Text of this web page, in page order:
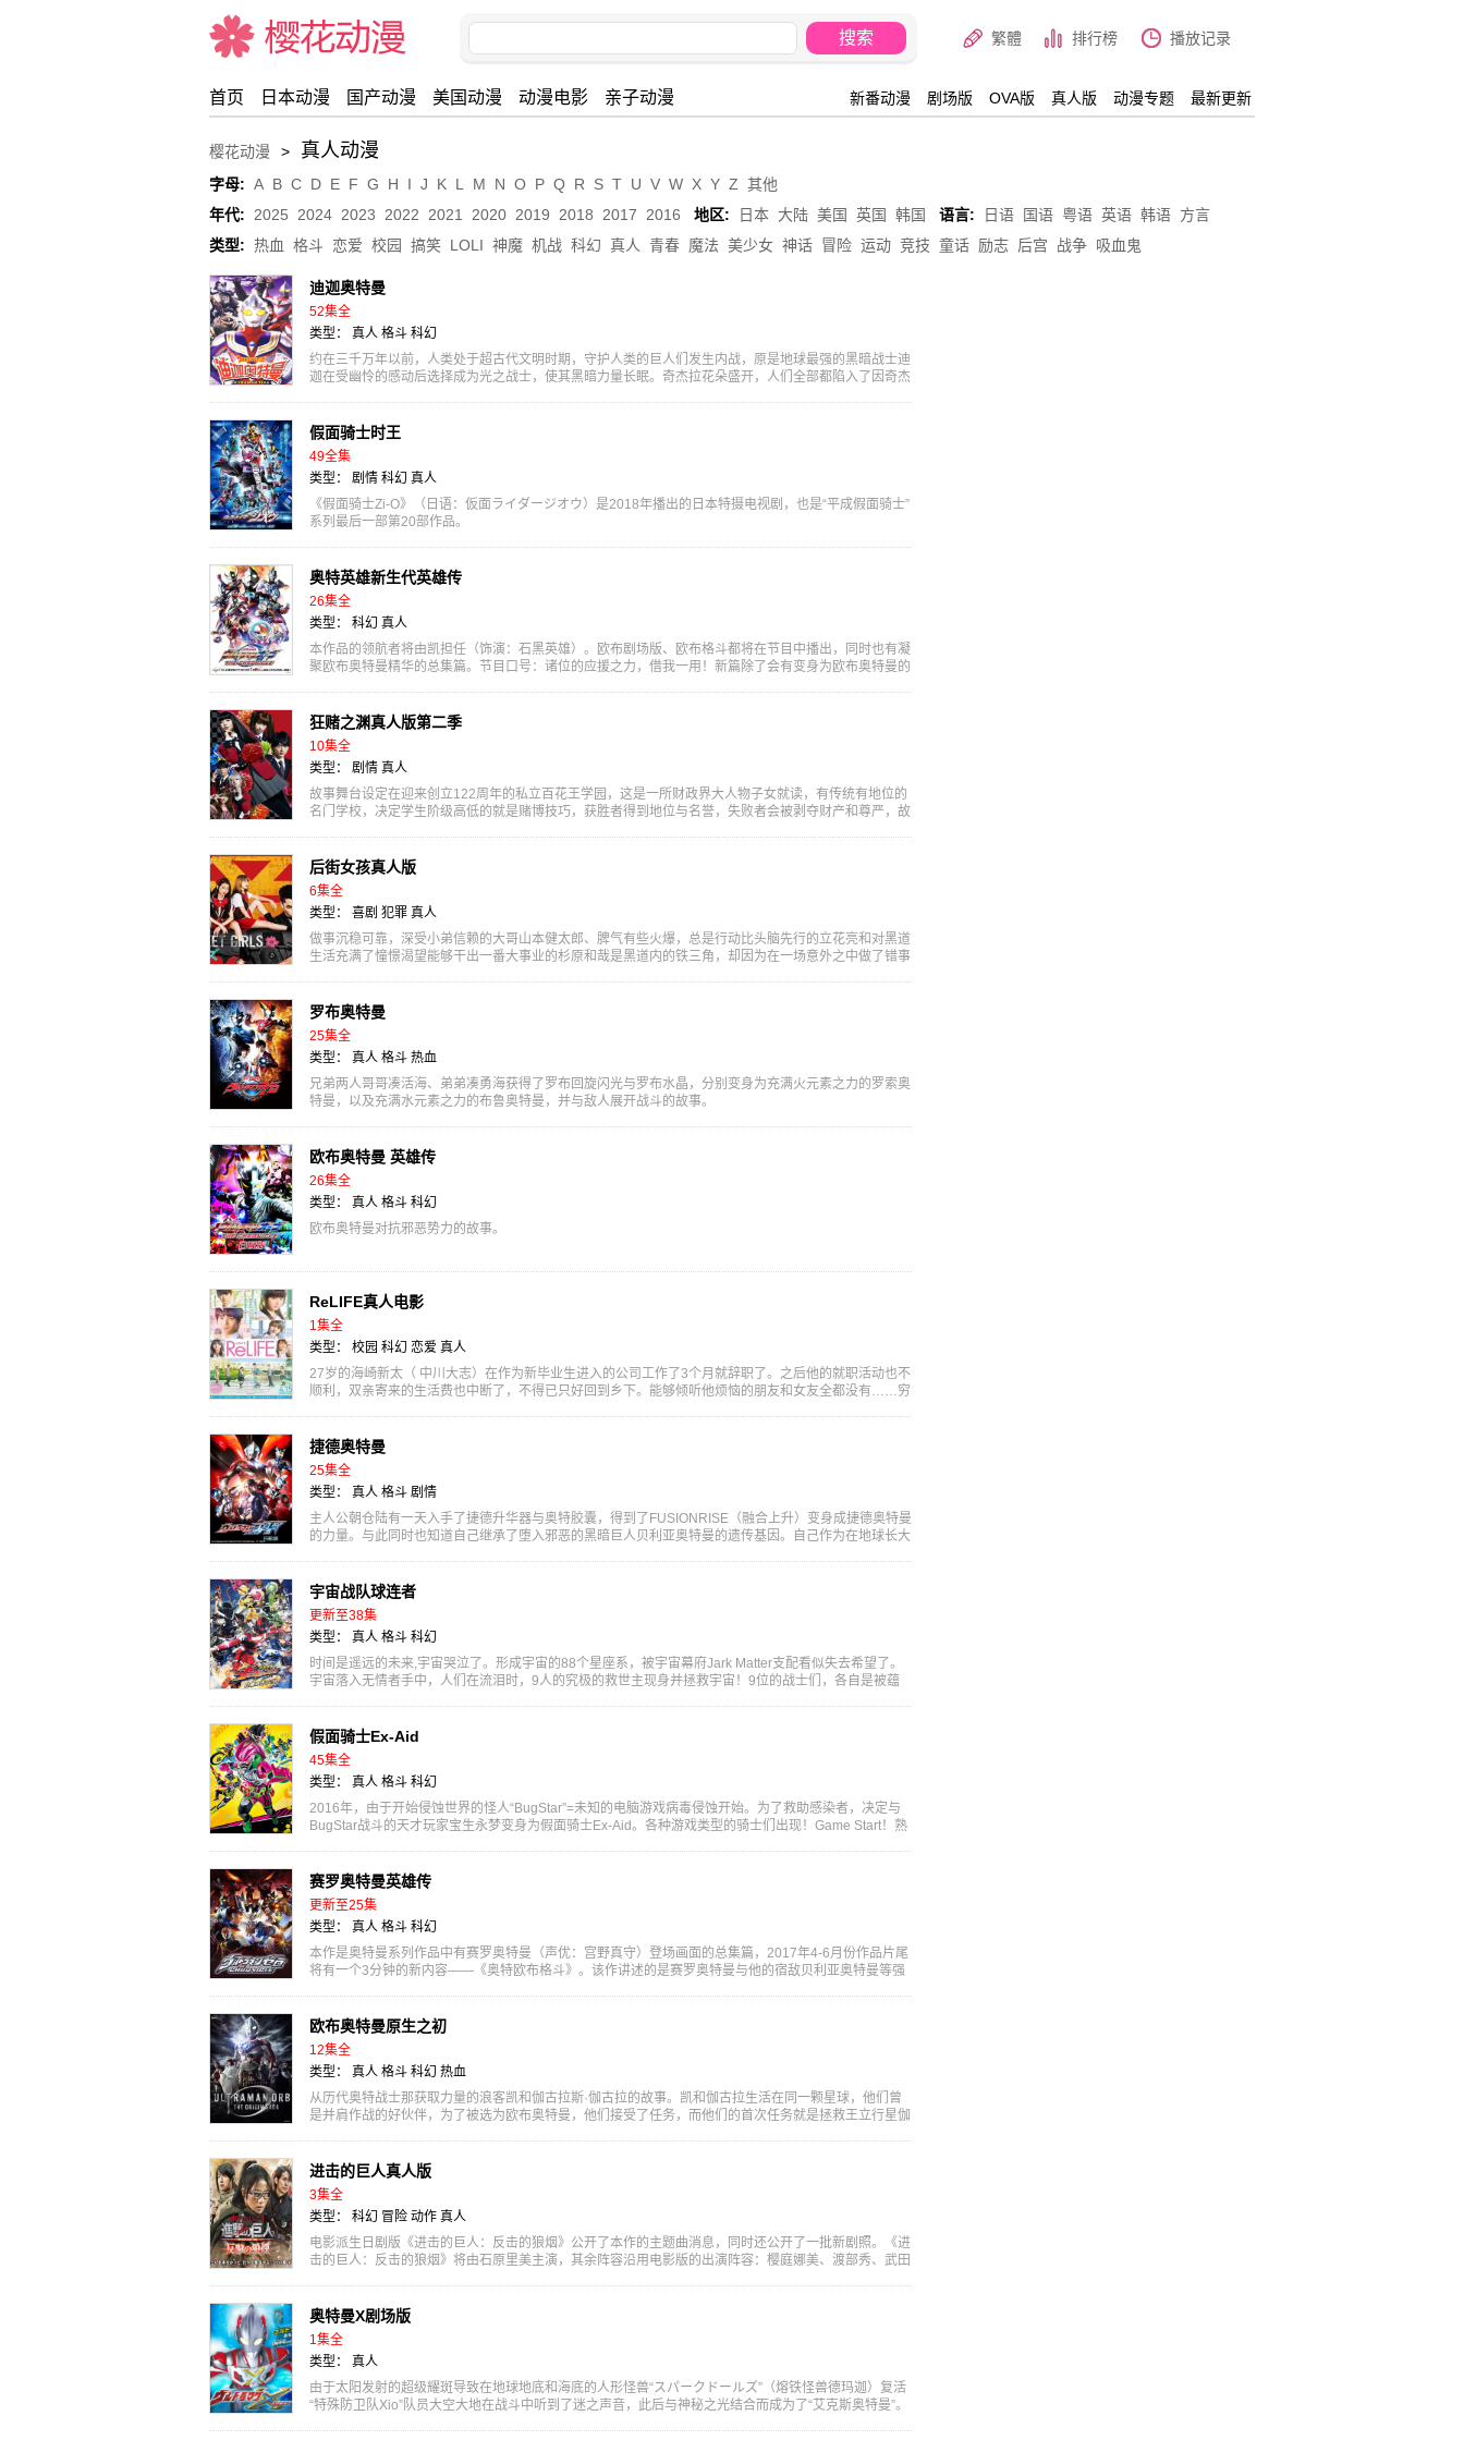
樱花动漫
繁體 排行榜 播放记录
首页 日本动漫 国产动漫 美国动漫 动漫电影 亲子动漫 新番动漫 剧场版 OVA版 真人版 动漫专题 最新更新
樱花动漫 > 真人动漫
字母: A B C D E F G H I J K L M N O P Q R S T U V W X Y Z 其他
年代:
2025 2024 2023 2022 2021 2020 2019 2018 2017 2016 地区: 日本 大陆 美国 英国 韩国 语言: 日语 国语 粤语 英语 韩语 方言
类型: 热血 格斗 恋爱 校园 搞笑 LOLI 神魔 机战 科幻 真人 青春 魔法 美少女 神话 冒险 运动 竞技 童话 励志 后宫 战争 吸血鬼
迪迦奥特曼
52集全
类型： 真人 格斗 科幻
约在三千万年以前，人类处于超古代文明时期，守护人类的巨人们发生内战，原是地球最强的黑暗战士迪
迦在受幽怜的感动后选择成为光之战士，使其黑暗力量长眠。奇杰拉花朵盛开，人们全部都陷入了因奇杰
假面骑士时王
49全集
类型： 剧情 科幻 真人
《假面骑士Zi-O》（日语：仮面ライダージオウ）是2018年播出的日本特摄电视剧，也是“平成假面骑士”
系列最后一部第20部作品。
奥特英雄新生代英雄传
26集全
类型： 科幻 真人
本作品的领航者将由凯担任（饰演：石黑英雄）。欧布剧场版、欧布格斗都将在节目中播出，同时也有凝
聚欧布奥特曼精华的总集篇。节目口号：诸位的应援之力，借我一用！新篇除了会有变身为欧布奥特曼的
狂赌之渊真人版第二季
10集全
类型： 剧情 真人
故事舞台设定在迎来创立122周年的私立百花王学园，这是一所财政界大人物子女就读，有传统有地位的
名门学校，决定学生阶级高低的就是赌博技巧，获胜者得到地位与名誉，失败者会被剥夺财产和尊严，故
后街女孩真人版
6集全
类型： 喜剧 犯罪 真人
做事沉稳可靠，深受小弟信赖的大哥山本健太郎、脾气有些火爆，总是行动比头脑先行的立花亮和对黑道
生活充满了憧憬渴望能够干出一番大事业的杉原和哉是黑道内的铁三角，却因为在一场意外之中做了错事
罗布奥特曼
25集全
类型： 真人 格斗 热血
兄弟两人哥哥凑活海、弟弟凑勇海获得了罗布回旋闪光与罗布水晶，分别变身为充满火元素之力的罗索奥
特曼，以及充满水元素之力的布鲁奥特曼，并与敌人展开战斗的故事。
欧布奥特曼 英雄传
26集全
类型： 真人 格斗 科幻
欧布奥特曼对抗邪恶势力的故事。
ReLIFE真人电影
1集全
类型： 校园 科幻 恋爱 真人
27岁的海崎新太（ 中川大志）在作为新毕业生进入的公司工作了3个月就辞职了。之后他的就职活动也不
顺利，双亲寄来的生活费也中断了，不得已只好回到乡下。能够倾听他烦恼的朋友和女友全都没有……穷
捷德奥特曼
25集全
类型： 真人 格斗 剧情
主人公朝仓陆有一天入手了捷德升华器与奥特胶囊，得到了FUSIONRISE（融合上升）变身成捷德奥特曼
的力量。与此同时也知道自己继承了堕入邪恶的黑暗巨人贝利亚奥特曼的遗传基因。自己作为在地球长大
宇宙战队球连者
更新至38集
类型： 真人 格斗 科幻
时间是遥远的未来,宇宙哭泣了。形成宇宙的88个星座系，被宇宙幕府Jark Matter支配看似失去希望了。
宇宙落入无情者手中，人们在流泪时，9人的究极的救世主现身并拯救宇宙！9位的战士们，各自是被蕴
假面骑士Ex-Aid
45集全
类型： 真人 格斗 科幻
2016年，由于开始侵蚀世界的怪人“BugStar”=未知的电脑游戏病毒侵蚀开始。为了救助感染者，决定与
BugStar战斗的天才玩家宝生永梦变身为假面骑士Ex-Aid。各种游戏类型的骑士们出现！Game Start！熟
赛罗奥特曼英雄传
更新至25集
类型： 真人 格斗 科幻
本作是奥特曼系列作品中有赛罗奥特曼（声优：宫野真守）登场画面的总集篇，2017年4-6月份作品片尾
将有一个3分钟的新内容——《奥特欧布格斗》。该作讲述的是赛罗奥特曼与他的宿敌贝利亚奥特曼等强
欧布奥特曼原生之初
12集全
类型： 真人 格斗 科幻 热血
从历代奥特战士那获取力量的浪客凯和伽古拉斯·伽古拉的故事。凯和伽古拉生活在同一颗星球，他们曾
是并肩作战的好伙伴，为了被选为欧布奥特曼，他们接受了任务，而他们的首次任务就是拯救王立行星伽
进击的巨人真人版
3集全
类型： 科幻 冒险 动作 真人
电影派生日剧版《进击的巨人：反击的狼烟》公开了本作的主题曲消息，同时还公开了一批新剧照。《进
击的巨人：反击的狼烟》将由石原里美主演，其余阵容沿用电影版的出演阵容：樱庭娜美、渡部秀、武田
奥特曼X剧场版
1集全
类型： 真人
由于太阳发射的超级耀斑导致在地球地底和海底的人形怪兽“スパークドールズ”（熔铁怪兽德玛迦）复活
“特殊防卫队Xio”队员大空大地在战斗中听到了迷之声音，此后与神秘之光结合而成为了“艾克斯奥特曼”。